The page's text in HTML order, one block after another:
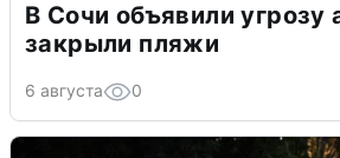
В Сочи объявили угрозу
закрыли пляжи
6 августа 0